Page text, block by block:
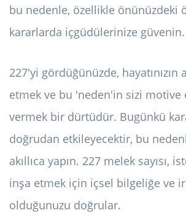
bu nedenle, özellikle önünüzdeki
kararlarda içgüdülerinize güvenin.
227'yi gördüğünüzde, hayatınızın
etmek ve bu 'neden'in sizi motive
vermek bir dürtüdür. Bugünkü
doğrudan etkileyecektir, bu
akıllıca yapın. 227 melek sayısı,
inşa etmek için içsel bilgeliğe ve
olduğunuzu doğrular.